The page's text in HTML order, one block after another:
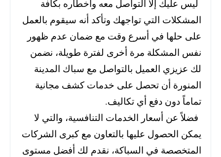
ليس عليك إلا التواصل معه وأخطاره بكافة
المشكلات التي تواجهك وتأكد أنه سيقوم بالعمل
على حلها في أسرع وقت مع ضمان عدم ظهور
نفس المشكلة مرة أخرى لفترة طويلة، نضمن
لك عزيزي العميل بالتواصل مع سباك المدينة
المنورة أن تحصل على خدمات كشف مجانية
تماماً دون دفع أي تكاليف.
فضلاً عن أسعار الخدمات التنافسية، والتي لا
يمكن الحصول عليها بالتعاون مع كبرى الشركات
المتخصصة في السباكة، نقدم لك أفضل مستوى